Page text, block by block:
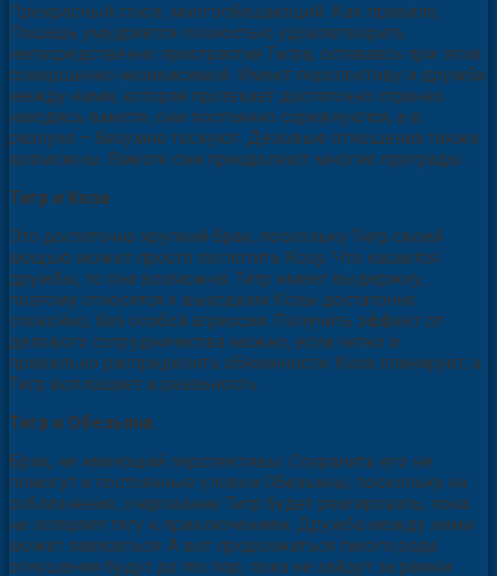
Прекрасный союз, многообещающий. Как правило,
Лошадь умудряется полностью удовлетворить
непосредственно пристрастия Тигра, оставаясь при этом
совершенно независимой. Имеет перспективу и дружба
между ними, которая протекает достаточно странно:
находясь вместе, они постоянно соревнуются, а в
разлуке – безумно тоскуют. Деловые отношения также
возможны. Вместе они преодолеют многие преграды.
Тигр и Коза
Это достаточно хрупкий брак, поскольку Тигр своей
мощью может просто поглотить Козу. Что касается
дружбы, то она возможна. Тигр имеет выдержку,
поэтому относится к выходкам Козы достаточно
спокойно, без особой агрессии. Получить эффект от
делового сотрудничества можно, если четко и
правильно распределить обязанности: Коза планирует, а
Тигр воплощает в реальность.
Тигр и Обезьяна
Брак, не имеющий перспективы. Сохранить его не
помогут и постоянные уловки Обезьяны, поскольку на
соблазнение, очарование Тигр будет реагировать, пока
не потеряет тягу к приключениям. Дружба между ними
может завязаться. А вот продолжаться такого рода
отношения будут до тех пор, пока не зайдут за рамки